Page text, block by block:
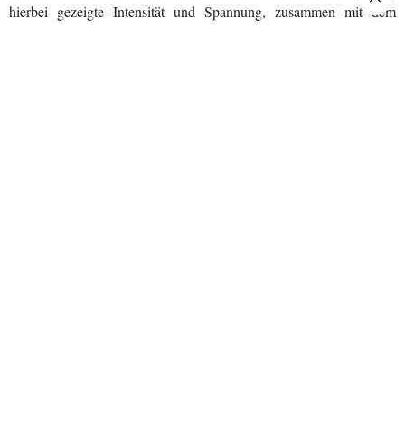
hierbei gezeigte Intensität und Spannung, zusammen mit dem